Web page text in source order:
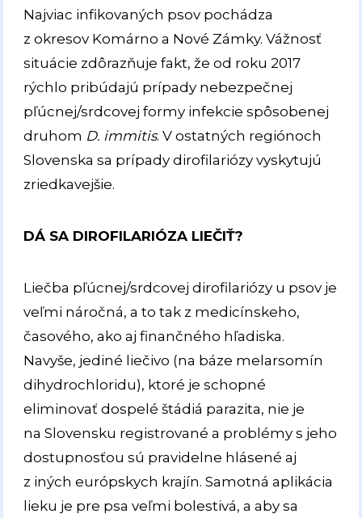
Najviac infikovaných psov pochádza
z okresov Komárno a Nové Zámky. Vážnosť
situácie zdôrazňuje fakt, že od roku 2017
rýchlo pribúdajú prípady nebezpečnej
pľúcnej/srdcovej formy infekcie spôsobenej
druhom D. immitis. V ostatných regiónoch
Slovenska sa prípady dirofilariózy vyskytujú
zriedkavejšie.
DÁ SA DIROFILARIÓZA LIEČIŤ?
Liečba pľúcnej/srdcovej dirofilariózy u psov je
veľmi náročná, a to tak z medicínskeho,
časového, ako aj finančného hľadiska.
Navyše, jediné liečivo (na báze melarsomín
dihydrochloridu), ktoré je schopné
eliminovať dospelé štádiá parazita, nie je
na Slovensku registrované a problémy s jeho
dostupnosťou sú pravidelne hlásené aj
z iných európskych krajín. Samotná aplikácia
lieku je pre psa veľmi bolestivá, a aby sa